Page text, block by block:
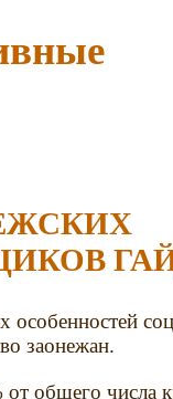
заонежан.
общего числа